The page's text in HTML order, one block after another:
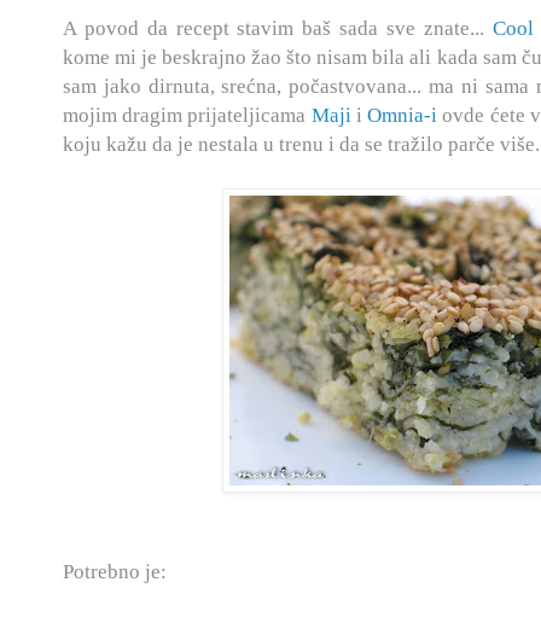
A povod da recept stavim baš sada sve znate... Cool
kome mi je beskrajno žao što nisam bila ali kada sam
sam jako dirnuta, srećna, počastvovana... ma ni
mojim dragim prijateljicama MajiiOmnia-i ovde ćete
koju kažu da je nestala u trenu i da se tražilo parče
Potrebno je: